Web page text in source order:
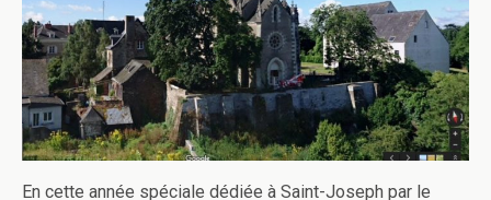
En cette année spéciale dédiée à Saint-Joseph par le